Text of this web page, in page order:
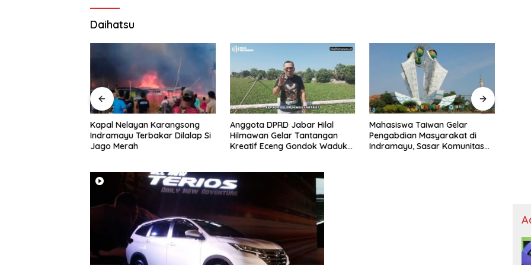
Daihatsu
Kapal Nelayan Karangsong
Indramayu Terbakar Dilalap Si
Jago Merah
Anggota DPRD Jabar Hilal
Hilmawan Gelar Tantangan
Kreatif Eceng Gondok Waduk
Mahasiswa Taiwan Gelar
Pengabdian Masyarakat di
Indramayu, Sasar Komunitas